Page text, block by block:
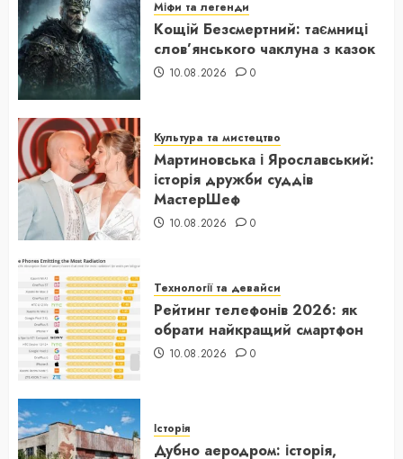
Міфи та легенди
Кощій Безсмертний: таємниці
слов’янського чаклуна з казок
10.08.2026 0
Культура та мистецтво
Мартиновська і Ярославський:
історія дружби суддів
МастерШеф
10.08.2026 0
Технології та девайси
Рейтинг телефонів 2026: як
обрати найкращий смартфон
10.08.2026 0
Історія
Дубно аеродром: історія,